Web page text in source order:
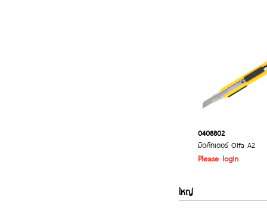
0408802
มีดคัทเตอร์ Olfa A2
Please login
ใหญ่